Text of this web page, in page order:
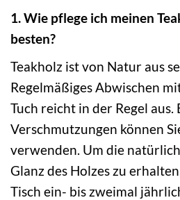
1. Wie pflege ich meinen
besten?
Teakholz ist von Natur aus
Regelmäßiges Abwischen
Tuch reicht in der Regel aus.
Verschmutzungen können
verwenden. Um die
Glanz des Holzes zu
Tisch ein- bis zweimal